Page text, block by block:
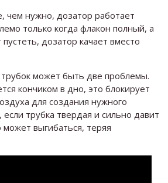
чем нужно, дозатор работает
только когда флакон полный, а
дозатор качает вместо
может быть две проблемы.
кончиком в дно, это блокирует
для создания нужного
трубка твердая и сильно давит
выгибаться, теряя